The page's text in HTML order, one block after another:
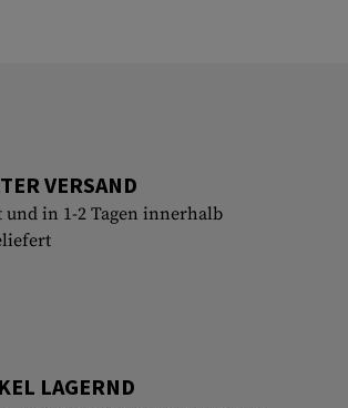
VERSAND
und in 1-2 Tagen innerhalb
LAGERND